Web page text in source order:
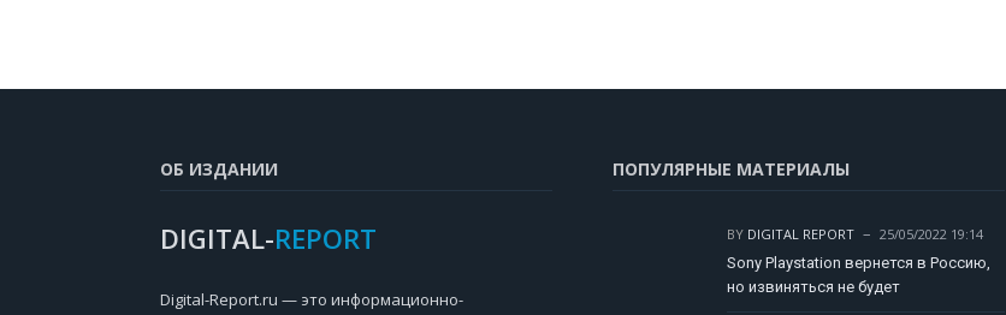
ОБ ИЗДАНИИ
DIGITAL-REPORT
Digital-Report.ru — это информационно-
ПОПУЛЯРНЫЕ МАТЕРИАЛЫ
BY DIGITAL REPORT
25/05/2022 19:14
Sony Playstation вернется в Россию,
но извиняться не будет